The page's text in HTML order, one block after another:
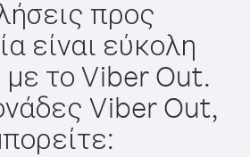
προς
είναι εύκολη
το Viber Out.
Viber Out,